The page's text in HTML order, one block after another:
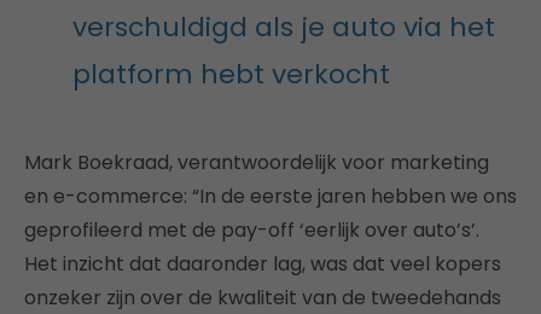
verschuldigd als je auto via het
platform hebt verkocht
Mark Boekraad, verantwoordelijk voor marketing
en e-commerce: “In de eerste jaren hebben we ons
geprofileerd met de pay-off ‘eerlijk over auto’s’.
Het inzicht dat daaronder lag, was dat veel kopers
onzeker zijn over de kwaliteit van de tweedehands